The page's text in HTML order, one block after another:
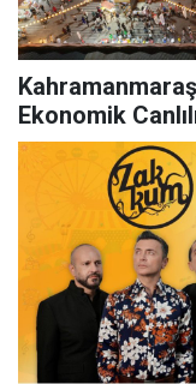
Ekonomik